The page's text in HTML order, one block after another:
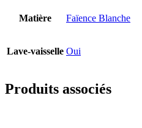
Matière Faïence Blanche
Lave-vaisselle Oui
Produits associés